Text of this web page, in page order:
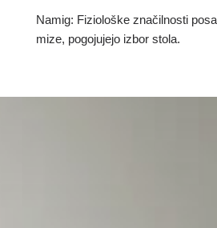
Namig: Fiziološke značilnosti
mize, pogojujejo izbor stola.